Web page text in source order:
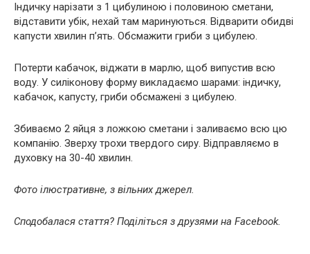
Індичку нарізати з 1 цибулиною і половиною сметани,
відставити убік, нехай там маринуються. Відварити обидві
капусти хвилин п’ять. Обсмажити гриби з цибулею.
Потерти кабачок, віджати в марлю, щоб випустив всю
воду. У силіконову форму викладаємо шарами: індичку,
кабачок, капусту, гриби обсмажені з цибулею.
Збиваємо 2 яйця з ложкою сметани і заливаємо всю цю
компанію. Зверху трохи твердого сиру. Відправляємо в
духовку на 30-40 хвилин.
Фото ілюстративне, з вільних джерел.
Сподобалася стаття? Поділіться з друзями на Facebook.